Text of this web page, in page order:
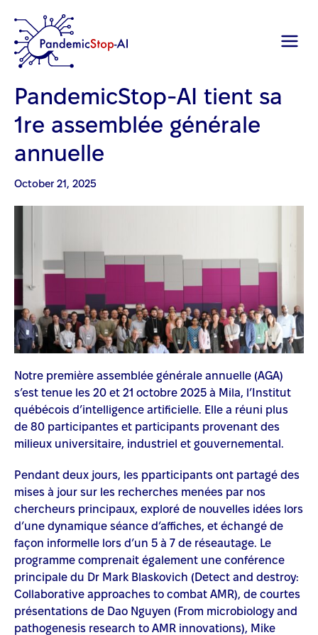
PandemicStop-AI tient sa
1re assemblée générale
annuelle
Posted on
October 21, 2025
Notre première assemblée générale annuelle (AGA)
s’est tenue les 20 et 21 octobre 2025 à Mila, l’Institut
québécois d’intelligence artificielle. Elle a réuni plus
de 80 participantes et participants provenant des
milieux universitaire, industriel et gouvernemental.
Pendant deux jours, les pparticipants ont partagé des
mises à jour sur les recherches menées par nos
chercheurs principaux, exploré de nouvelles idées lors
d’une dynamique séance d’affiches, et échangé de
façon informelle lors d’un 5 à 7 de réseautage. Le
programme comprenait également une conférence
principale du Dr Mark Blaskovich (Detect and destroy:
Collaborative approaches to combat AMR), de courtes
présentations de Dao Nguyen (From microbiology and
pathogenesis research to AMR innovations), Mike